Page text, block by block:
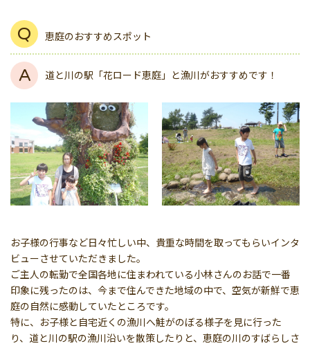
恵庭のおすすめスポット
道と川の駅「花ロード恵庭」と漁川がおすすめです！
お子様の行事など日々忙しい中、貴重な時間を取ってもらいインタ
ビューさせていただきました。
ご主人の転勤で全国各地に住まわれている小林さんのお話で一番
印象に残ったのは、今まで住んできた地域の中で、空気が新鮮で恵
庭の自然に感動していたところです。
特に、お子様と自宅近くの漁川へ鮭がのぼる様子を見に行った
り、道と川の駅の漁川沿いを散策したりと、恵庭の川のすばらしさ